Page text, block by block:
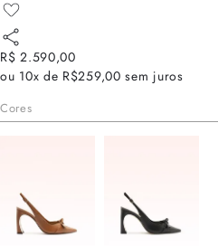
R$ 2.590,00
ou 10x de R$259,00 sem juros
Cores